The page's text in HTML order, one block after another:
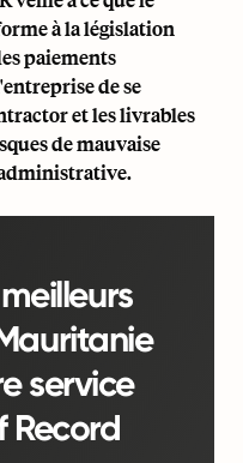
à la législation
paiements
de se
et les livrables
de mauvaise
service
Record